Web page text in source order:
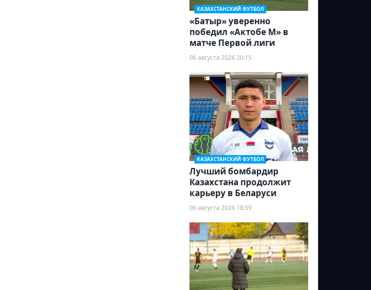
КАЗАХСТАНСКИЙ ФУТБОЛ
«Батыр» уверенно
победил «Актобе М» в
матче Первой лиги
06 августа 2026 20:15
КАЗАХСТАНСКИЙ ФУТБОЛ
Лучший бомбардир
Казахстана продолжит
карьеру в Беларуси
06 августа 2026 18:59